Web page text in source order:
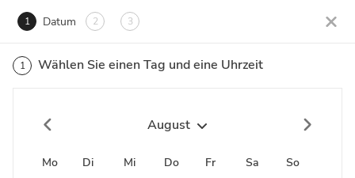
1 Datum 2 3
1 Wählen Sie einen Tag und eine Uhrzeit
August
Mo Di Mi Do Fr Sa So